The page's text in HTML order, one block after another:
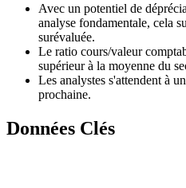
Avec un potentiel de
analyse fondamentale, cela
surévaluée.
Le ratio cours/valeur
supérieur à la moyenne du
Les analystes s'attendent à
prochaine.
Données Clés